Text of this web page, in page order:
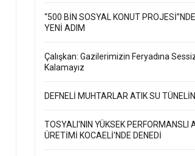
“500 BİN SOSYAL KONUT
YENİ ADIM
Çalışkan: Gazilerimizin Feryadına
Kalamayız
DEFNELİ MUHTARLAR ATIK SU
TOSYALI'NIN YÜKSEK PERFORMANSLI
ÜRETİMİ KOCAELİ'NDE DENEDİ